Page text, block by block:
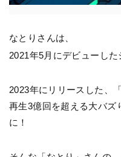
なとりさんは、
2021年5月にデビューした
2023年にリリースした、
再生3億回を超える大バズ
に！